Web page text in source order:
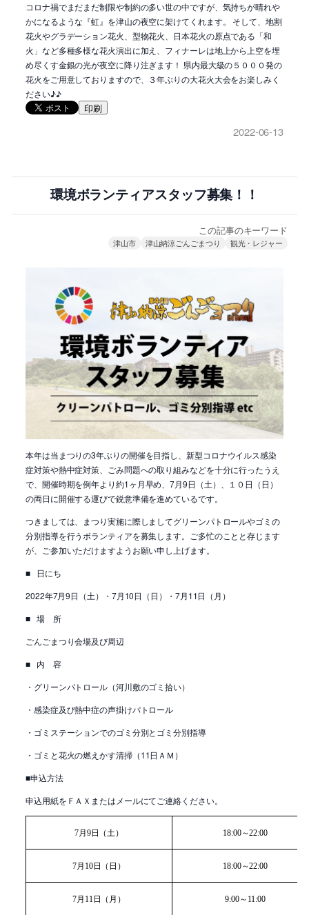
コロナ禍でまだまだ制限や制約の多い世の中ですが、気持ちが晴れや
かになるような『虹』を津山の夜空に架けてくれます。 そして、地割
花火やグラデーション花火、型物花火、日本花火の原点である「和
火」など多種多様な花火演出に加え、フィナーレは地上から上空を埋
め尽くす金銀の光が夜空に降り注ぎます！ 県内最大級の５０００発の
花火をご用意しておりますので、３年ぶりの大花火大会をお楽しみく
ださい♪♪
印刷
2022-06-13
環境ボランティアスタッフ募集！！
この記事のキーワード
津山市 津山納涼ごんごまつり 観光・レジャー
本年は当まつりの3年ぶりの開催を目指し、新型コロナウイルス感染
症対策や熱中症対策、ごみ問題への取り組みなどを十分に行ったうえ
で、開催時期を例年より約1ヶ月早め、7月9日（土）、１０日（日）
の両日に開催する運びで鋭意準備を進めているです。
つきましては、まつり実施に際しましてグリーンパトロールやゴミの
分別指導を行うボランティアを募集します。ご多忙のことと存じます
が、ご参加いただけますようお願い申し上げます。
■
日にち
2022年7月9日（土）・ 7月10日（日）・ 7月11日（月）
■ 場 所
ごんごまつり会場及び周辺
■ 内 容
・グリーンパトロール（河川敷のゴミ拾い）
・感染症及び熱中症の声掛けパトロール
・ゴミステーションでのゴミ分別とゴミ分別指導
・ゴミと花火の燃えかす清掃（11日ＡＭ）
■申込方法
申込用紙をＦＡＸまたはメールにてご連絡ください。
7月 9日（土） 18:00～22:00
7月 10日（日） 18:00～22:00
7月 11日（月） 9:00～ 11:00